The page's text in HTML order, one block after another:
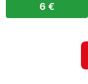
6 €